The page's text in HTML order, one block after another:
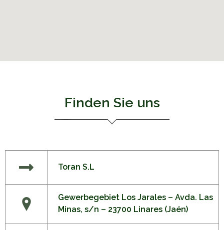
Finden Sie uns
Toran S.L
Gewerbegebiet Los Jarales – Avda. Las
Minas, s/n – 23700 Linares (Jaén)